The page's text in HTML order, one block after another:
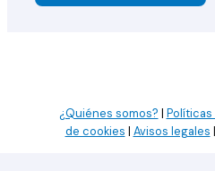
¿Quiénes somos? |
de cookies | Avisos legales |